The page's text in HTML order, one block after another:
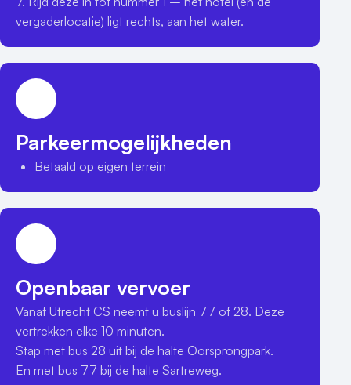
vergaderlocatie) ligt rechts, aan het water.
Parkeermogelijkheden
Betaald op eigen terrein
Openbaar vervoer
Vanaf Utrecht CS neemt u buslijn 77 of 28. Deze
vertrekken elke 10 minuten.
Stap met bus 28 uit bij de halte Oorsprongpark.
En met bus 77 bij de halte Sartreweg.